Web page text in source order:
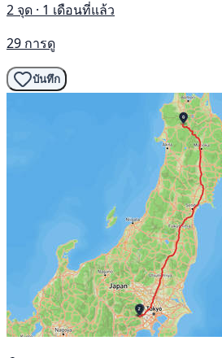
2 จุด · 1 เดือนที่แล้ว
29 การดู
บันทึก